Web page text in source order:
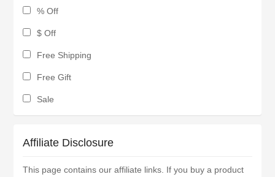
% Off
$ Off
Free Shipping
Free Gift
Sale
Affiliate Disclosure
This page contains our affiliate links. If you buy a product